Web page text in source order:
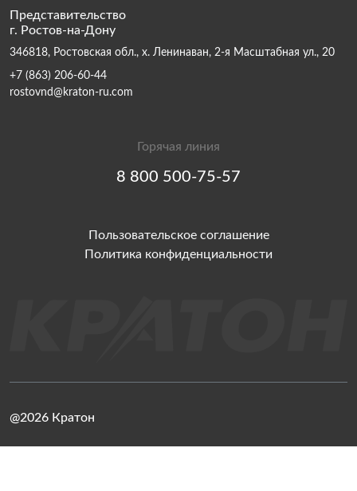
Представительство
г. Ростов-на-Дону
346818, Ростовская обл., х. Ленинаван, 2-я Масштабная ул., 20
+7 (863) 206-60-44
rostovnd@kraton-ru.com
Горячая линия
8 800 500-75-57
Пользовательское соглашение
Политика конфиденциальности
@2026 Кратон